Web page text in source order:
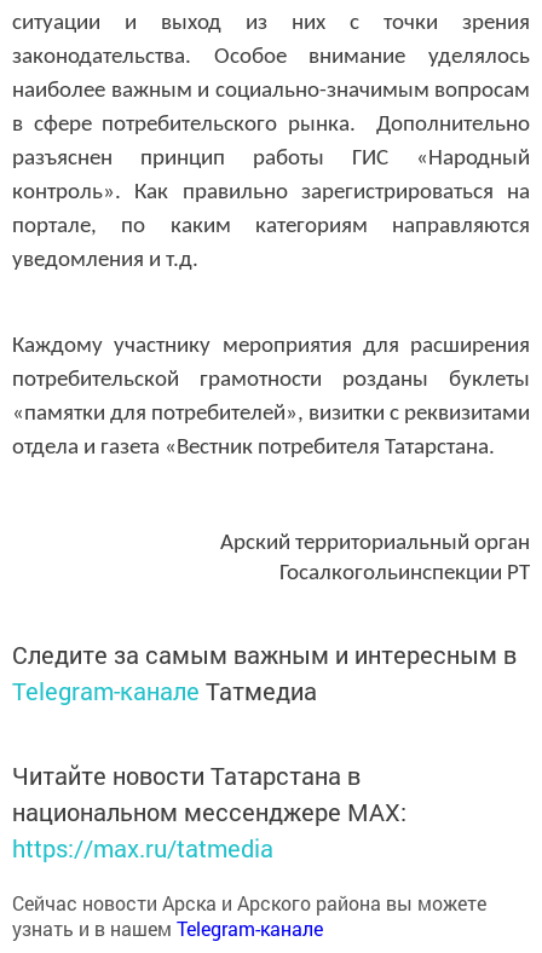
ситуации и выход из них с точки зрения
законодательства. Особое внимание уделялось
наиболее важным и социально-значимым вопросам
в сфере потребительского рынка. Дополнительно
разъяснен принцип работы ГИС «Народный
контроль». Как правильно зарегистрироваться на
портале, по каким категориям направляются
уведомления и т.д.
Каждому участнику мероприятия для расширения
потребительской грамотности розданы буклеты
«памятки для потребителей», визитки с реквизитами
отдела и газета «Вестник потребителя Татарстана.
Арский территориальный орган
Госалкогольинспекции РТ
Следите за самым важным и интересным в
Telegram-канале Татмедиа
Читайте новости Татарстана в
национальном мессенджере MАХ:
https://max.ru/tatmedia
Сейчас новости Арска и Арского района вы можете
узнать и в нашемTelegram-канале